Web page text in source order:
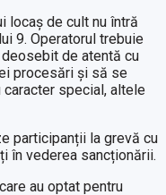
locaș de cult nu întră
9. Operatorul trebuie
de atentă cu
procesări și să se
special, altele
participanții la grevă cu
în vederea sancționării.
au optat pentru